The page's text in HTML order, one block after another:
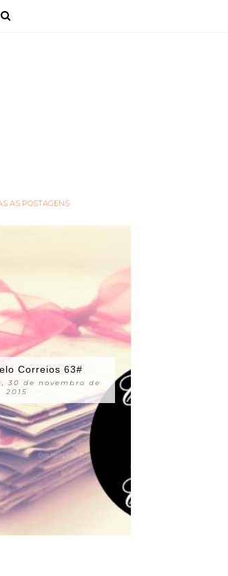
AS POSTAGENS
Correios 63#
30 de novembro de
2015